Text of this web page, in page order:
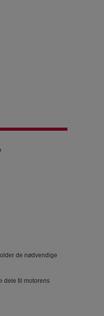
de nødvendige
dele til motorens